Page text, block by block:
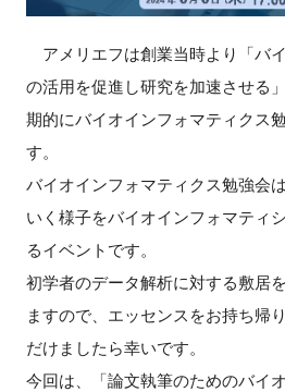
プログラム
ニュース・掲示板
LINK-Jを知る
特別会員
アメリエフは創業当時より「バ
の活用を促進し研究を加速させる
期的にバイオインフォマティクス
す。
バイオインフォマティクス勉強会
いく様子をバイオインフォマティ
るイベントです。
初学者のデータ解析に対する敷居
ますので、エッセンスをお持ち帰
だけましたら幸いです。
今回は、「論文執筆のためのバイ